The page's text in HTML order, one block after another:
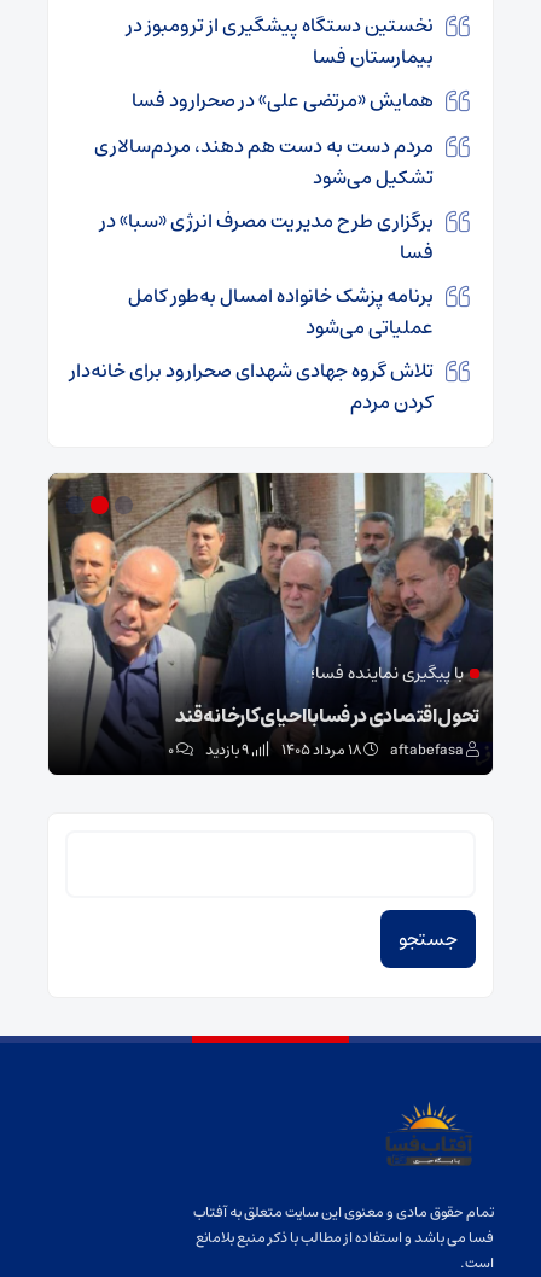
نخستین دستگاه پیشگیری از ترومبوز در
بیمارستان فسا
همایش «مرتضی علی» در صحرارود فسا
مردم دست به‌ دست هم دهند، مردم‌سالاری
تشکیل می‌شود
برگزاری طرح مدیریت مصرف انرژی «سبا» در
فسا
برنامه پزشک خانواده امسال به‌طور کامل
عملیاتی می‌شود
تلاش گروه جهادی شهدای صحرارود برای خانه‌دار
کردن مردم
با پیگیری نماینده فسا؛
تحول اقتصادی در فسا با احیای کارخانه قند
aftabefasa ۱۸ مرداد ۱۴۰۵ 9 بازدید ۰
تمام حقوق مادی و معنوی این سایت متعلق به آفتاب
فسا می باشد و استفاده از مطالب با ذکر منبع بلامانع
است.